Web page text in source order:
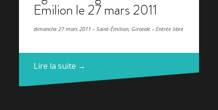
Emilion le 27 mars 2011
dimanche 27 mars 2011 – Saint-Émilion, Gironde – Entrée libre
Lire la suite →